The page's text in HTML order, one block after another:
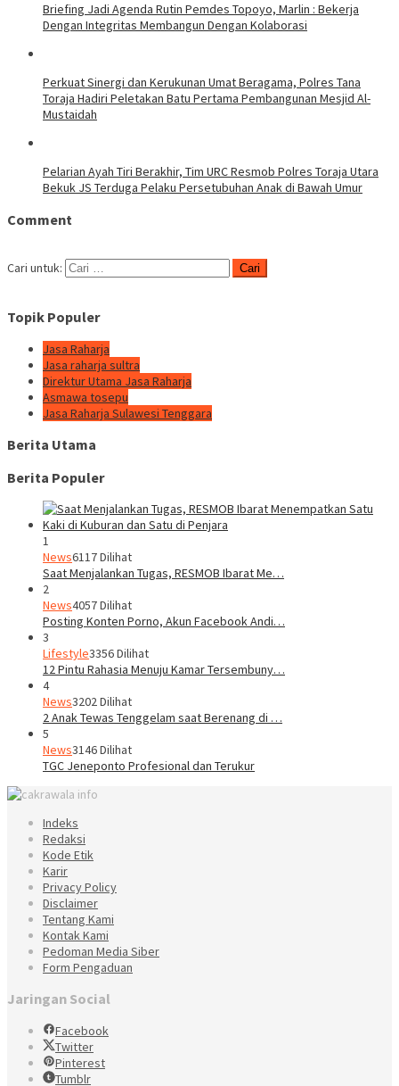
Briefing Jadi Agenda Rutin Pemdes Topoyo, Marlin : Bekerja
Dengan Integritas Membangun Dengan Kolaborasi
Perkuat Sinergi dan Kerukunan Umat Beragama, Polres Tana
Toraja Hadiri Peletakan Batu Pertama Pembangunan Mesjid Al-
Mustaidah
Pelarian Ayah Tiri Berakhir, Tim URC Resmob Polres Toraja Utara
Bekuk JS Terduga Pelaku Persetubuhan Anak di Bawah Umur
Comment
Cari untuk:
Topik Populer
Jasa Raharja
Jasa raharja sultra
Direktur Utama Jasa Raharja
Asmawa tosepu
Jasa Raharja Sulawesi Tenggara
Berita Utama
Berita Populer
1
News6117 Dilihat
Saat Menjalankan Tugas, RESMOB Ibarat Me…
2
News4057 Dilihat
Posting Konten Porno, Akun Facebook Andi…
3
Lifestyle3356 Dilihat
12 Pintu Rahasia Menuju Kamar Tersembuny…
4
News3202 Dilihat
2 Anak Tewas Tenggelam saat Berenang di …
5
News3146 Dilihat
TGC Jeneponto Profesional dan Terukur
Indeks
Redaksi
Kode Etik
Karir
Privacy Policy
Disclaimer
Tentang Kami
Kontak Kami
Pedoman Media Siber
Form Pengaduan
Jaringan Social
Facebook
Twitter
Pinterest
Tumblr